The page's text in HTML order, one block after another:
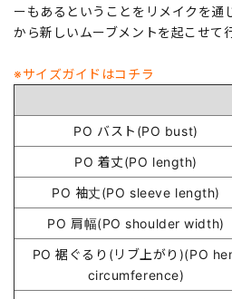
ーもあるということをリメイクを通
から新しいムーブメントを起こせて
※サイズガイドはコチラ
PO バスト(PO bust)
PO 着丈(PO length)
PO 袖丈(PO sleeve length)
PO 肩幅(PO shoulder width)
PO 裾ぐるり(リブ上がり)(PO
circumference)